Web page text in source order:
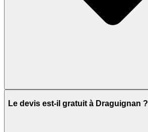
Le devis est-il gratuit à Draguignan ?